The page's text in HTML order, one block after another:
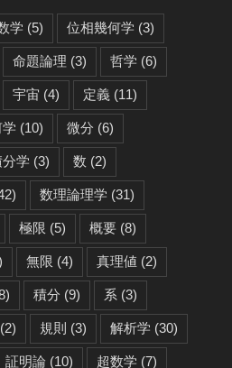
学 (5) 位相幾何学 (3)
命題論理 (3) 哲学 (6)
宇宙 (4) 定義 (11)
(10) 微分 (6)
学 (3) 数 (2)
数理論理学 (31)
極限 (5) 概要 (8)
無限 (4) 真理値 (2)
積分 (9) 系 (3)
(2) 規則 (3) 解析学 (30)
証明論 (10) 超数学 (7)